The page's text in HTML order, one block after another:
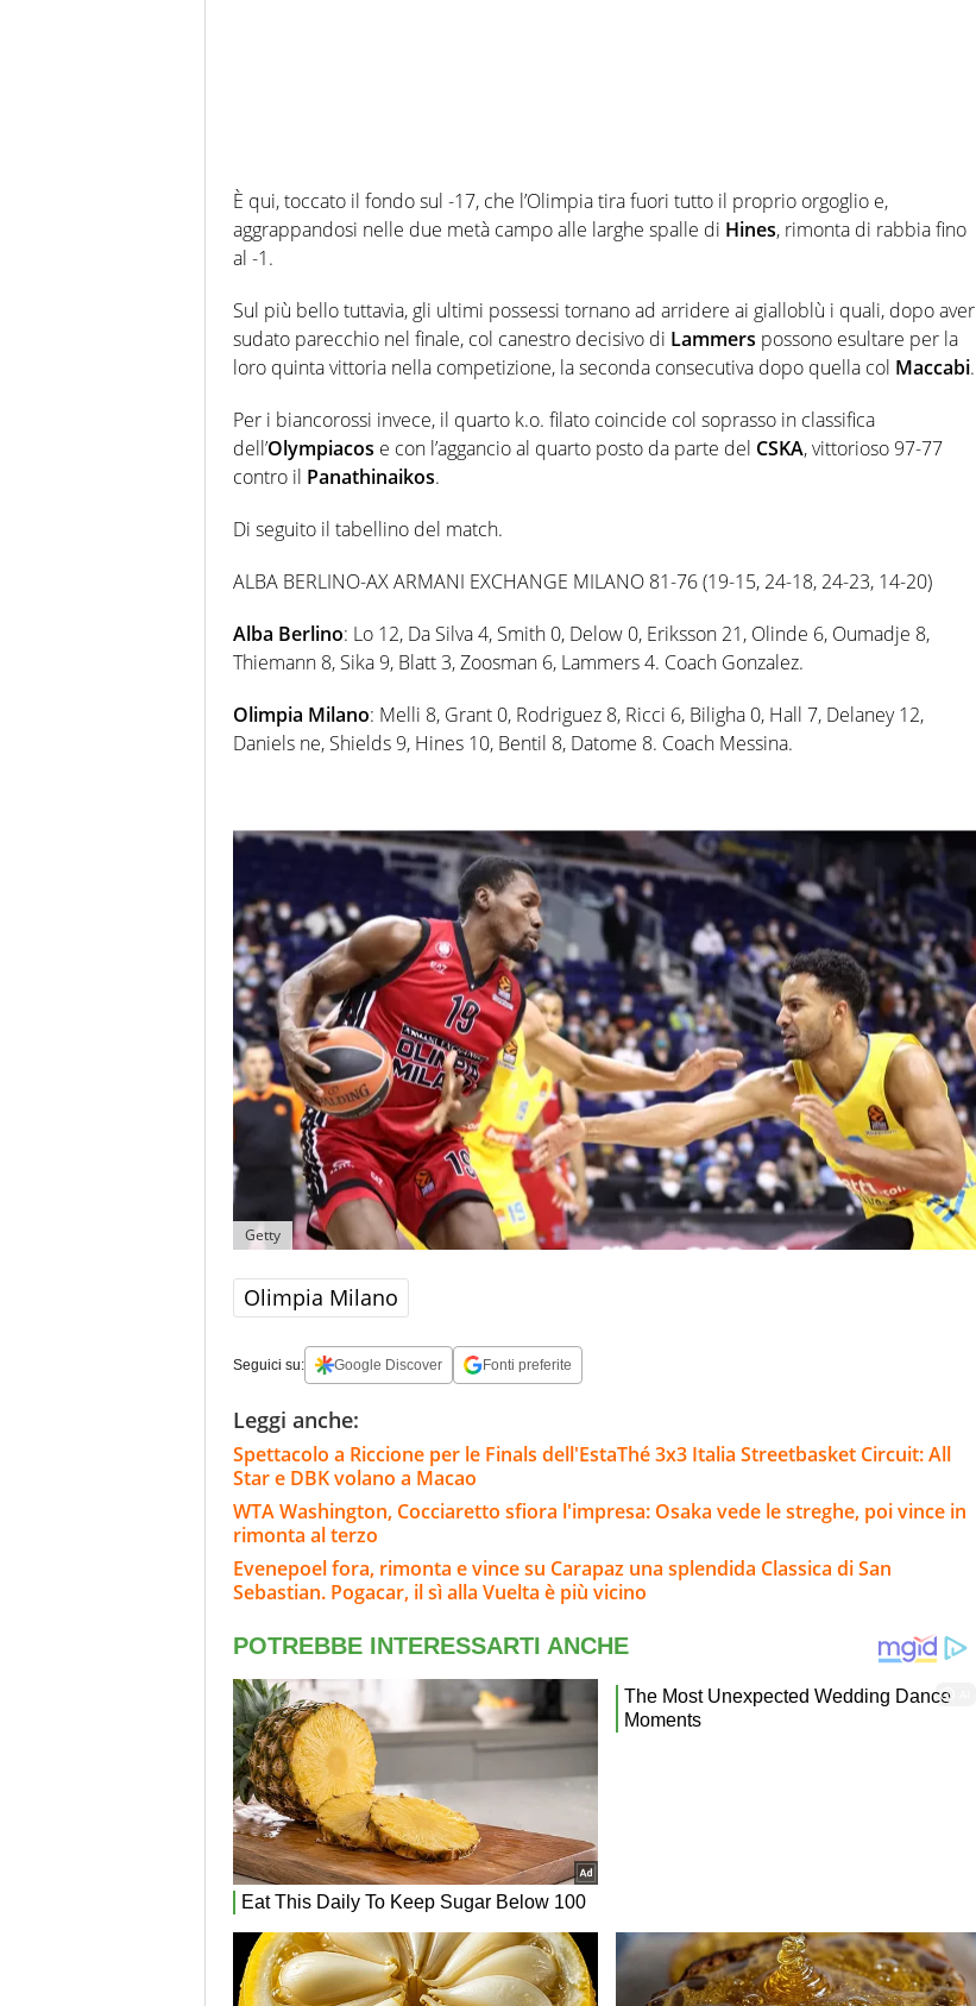
È qui, toccato il fondo sul -17, che l’Olimpia tira fuori tutto il proprio orgoglio e,
aggrappandosi nelle due metà campo alle larghe spalle di Hines, rimonta di rabbia fino
al -1.
Sul più bello tuttavia, gli ultimi possessi tornano ad arridere ai gialloblù i quali, dopo aver
sudato parecchio nel finale, col canestro decisivo di Lammers possono esultare per la
loro quinta vittoria nella competizione, la seconda consecutiva dopo quella col Maccabi.
Per i biancorossi invece, il quarto k.o. filato coincide col soprasso in classifica
dell’Olympiacos e con l’aggancio al quarto posto da parte del CSKA, vittorioso 97-77
contro il Panathinaikos.
Di seguito il tabellino del match.
ALBA BERLINO-AX ARMANI EXCHANGE MILANO 81-76 (19-15, 24-18, 24-23, 14-20)
Alba Berlino: Lo 12, Da Silva 4, Smith 0, Delow 0, Eriksson 21, Olinde 6, Oumadje 8,
Thiemann 8, Sika 9, Blatt 3, Zoosman 6, Lammers 4. Coach Gonzalez.
Olimpia Milano: Melli 8, Grant 0, Rodriguez 8, Ricci 6, Biligha 0, Hall 7, Delaney 12,
Daniels ne, Shields 9, Hines 10, Bentil 8, Datome 8. Coach Messina.
Getty
Olimpia Milano
Seguici su: Google Discover Fonti preferite
Leggi anche:
Spettacolo a Riccione per le Finals dell'EstaThé 3x3 Italia Streetbasket Circuit: All
Star e DBK volano a Macao
WTA Washington, Cocciaretto sfiora l'impresa: Osaka vede le streghe, poi vince in
rimonta al terzo
Evenepoel fora, rimonta e vince su Carapaz una splendida Classica di San
Sebastian. Pogacar, il sì alla Vuelta è più vicino